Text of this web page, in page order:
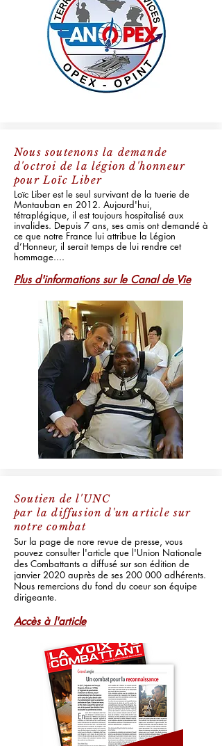
Nous soutenons la demande
d'octroi de la légion d'honneur
pour Loïc Liber
Loïc Liber est le seul survivant de la tuerie de
Montauban en 2012. Aujourd'hui,
tétraplégique, il est toujours hospitalisé aux
invalides. Depuis 7 ans, ses amis ont demandé à
ce que notre France lui attribue la Légion
d’Honneur, il serait temps de lui rendre cet
hommage....
Plus d'informations sur le Canal de Vie
Soutien de l'UNC
par la diffusion d'un article sur
notre combat
Sur la page de nore revue de presse, vous
pouvez consulter l'article que l'Union Nationale
des Combattants a diffusé sur son édition de
janvier 2020 auprès de ses 200 000 adhérents.
Nous remercions du fond du coeur son équipe
dirigeante.
Accès à l'article